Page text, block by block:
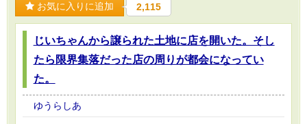
お気に入りに追加 2,115
じいちゃんから譲られた土地に店を開いた。そし
たら限界集落だった店の周りが都会になってい
た。
ゆうらしあ